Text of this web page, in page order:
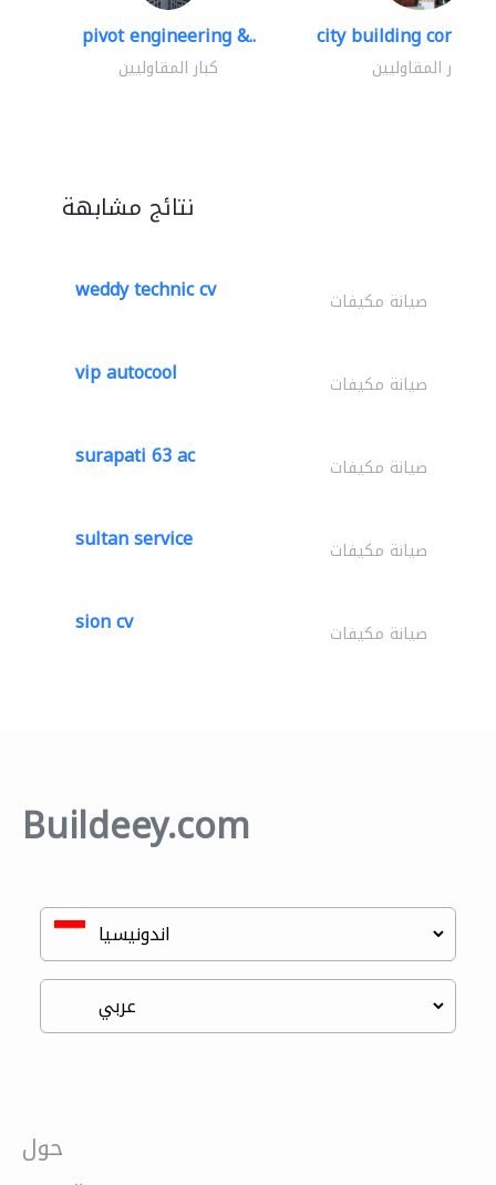
pivot engineering &..
كبار المقاوليين
city building
كبار المقاوليين
نتائج مشابهة
weddy technic cv صيانة مكيفات
vip autocool صيانة مكيفات
surapati 63 ac صيانة مكيفات
sultan service صيانة مكيفات
sion cv صيانة مكيفات
Buildeey.com
حول